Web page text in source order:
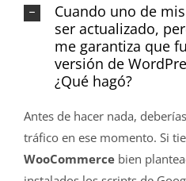
Cuando uno de
ser actualizado,
me garantiza que
versión de
¿Qué hagó?
Antes de hacer nada,
tráfico en ese momento. Si
WooCommercebien